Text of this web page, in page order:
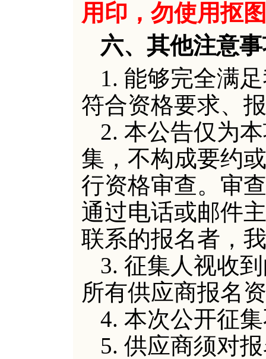
用印，勿使用抠
六、其他注意
1. 能够完全满
符合资格要求、
2. 本公告仅为
集，不构成要约
行资格审查。审
通过电话或邮件
联系的报名者，
3. 征集人视收
所有供应商报名
4. 本次公开征
5. 供应商须对